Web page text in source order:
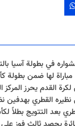
في بطولة آسيا
مباراة لها ضمن بطولة
القدم يحرز المركز
نظيره القطري بهدفين
بعد التتويج بطلاً